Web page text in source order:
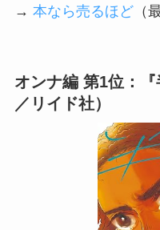
→ 本なら売るほど（
オンナ編 第1位 ：
／リイド社）